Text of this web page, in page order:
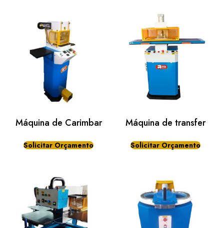
Máquina de Carimbar
Solicitar Orçamento
Máquina de transfer
Solicitar Orçamento